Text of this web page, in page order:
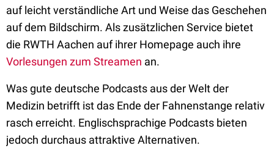
auf leicht verständliche Art und Weise das Geschehen
auf dem Bildschirm. Als zusätzlichen Service bietet
die RWTH Aachen auf ihrer Homepage auch ihre
Vorlesungen zum Streamen an.
Was gute deutsche Podcasts aus der Welt der
Medizin betrifft ist das Ende der Fahnenstange relativ
rasch erreicht. Englischsprachige Podcasts bieten
jedoch durchaus attraktive Alternativen.